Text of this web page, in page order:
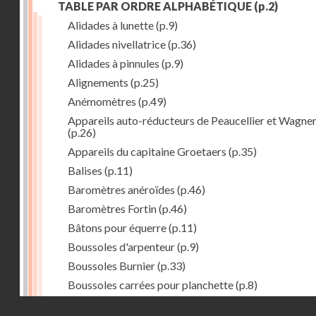
TABLE PAR ORDRE ALPHABÉTIQUE (p.2)
Alidades à lunette(p.9)
Alidades nivellatrice(p.36)
Alidades à pinnules (p.9)
Alignements (p.25)
Anémomètres (p.49)
Appareils auto-réducteurs de Peaucellier et Wagner
(p.26)
Appareils du capitaine Groetaers (p.35)
Balises (p.11)
Baromètres anéroïdes (p.46)
Baromètres Fortin(p.46)
Bâtons pour équerre(p.11)
Boussoles d'arpenteur(p.9)
Boussoles Burnier(p.33)
Boussoles carrées pour planchette(p.8)